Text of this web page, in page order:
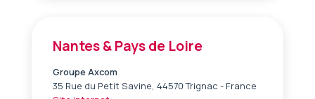
Nantes & Pays de Loire
Groupe Axcom
35 Rue du Petit Savine, 44570 Trignac - France